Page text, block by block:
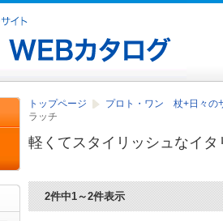
トップページ
プロト・ワン 杖+日々の
ラッチ
軽くてスタイリッシュなイタ
2件中1～2件表示